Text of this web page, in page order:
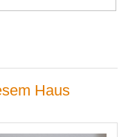
Haus